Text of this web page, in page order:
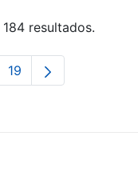
resultados.
intermedias Use
Página
19